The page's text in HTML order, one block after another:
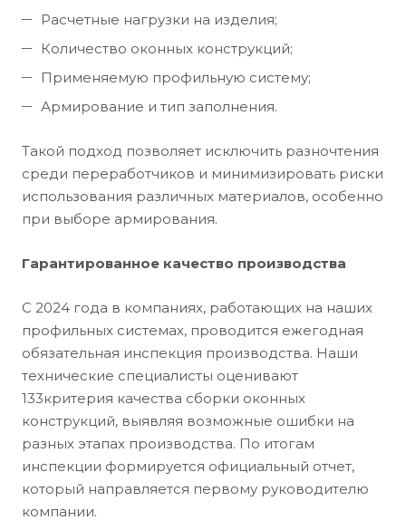
Расчетные нагрузки на изделия;
Количество оконных конструкций;
Применяемую профильную систему;
Армирование и тип заполнения.
Такой подход позволяет исключить разночтения
среди переработчиков и минимизировать риски
использования различных материалов, особенно
при выборе армирования.
Гарантированное качество производства
С 2024 года в компаниях, работающих на наших
профильных системах, проводится ежегодная
обязательная инспекция производства. Наши
технические специалисты оценивают
133критерия качества сборки оконных
конструкций, выявляя возможные ошибки на
разных этапах производства. По итогам
инспекции формируется официальный отчет,
который направляется первому руководителю
компании.